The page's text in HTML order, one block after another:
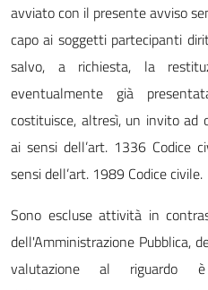
avviato con il presente avviso
capo ai soggetti partecipanti
salvo, a richiesta, la
eventualmente già
costituisce, altresì, un invito ad
ai sensi dell’art. 1336 Codice
sensi dell’art. 1989 Codice civile.
Sono escluse attività in
dell'Amministrazione Pubblica,
valutazione al riguardo